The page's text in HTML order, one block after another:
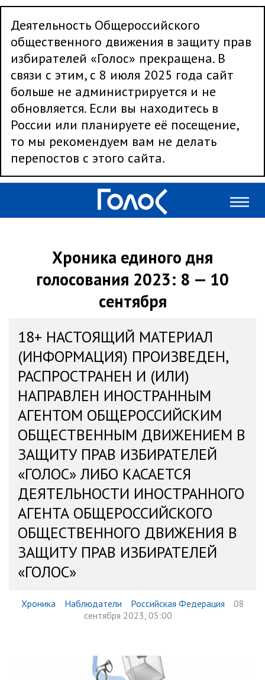
Деятельность Общероссийского
общественного движения в защиту прав
избирателей «Голос» прекращена. В
связи с этим, с 8 июля 2025 года сайт
больше не администрируется и не
обновляется. Если вы находитесь в
России или планируете её посещение,
то мы рекомендуем вам не делать
перепостов с этого сайта.
Хроника единого дня
голосования 2023: 8 — 10
сентября
18+ НАСТОЯЩИЙ МАТЕРИАЛ
(ИНФОРМАЦИЯ) ПРОИЗВЕДЕН,
РАСПРОСТРАНЕН И (ИЛИ)
НАПРАВЛЕН ИНОСТРАННЫМ
АГЕНТОМ ОБЩЕРОССИЙСКИМ
ОБЩЕСТВЕННЫМ ДВИЖЕНИЕМ В
ЗАЩИТУ ПРАВ ИЗБИРАТЕЛЕЙ
«ГОЛОС» ЛИБО КАСАЕТСЯ
ДЕЯТЕЛЬНОСТИ ИНОСТРАННОГО
АГЕНТА ОБЩЕРОССИЙСКОГО
ОБЩЕСТВЕННОГО ДВИЖЕНИЯ В
ЗАЩИТУ ПРАВ ИЗБИРАТЕЛЕЙ
«ГОЛОС»
Хроника Наблюдатели Российская Федерация
08
сентября 2023, 05:00